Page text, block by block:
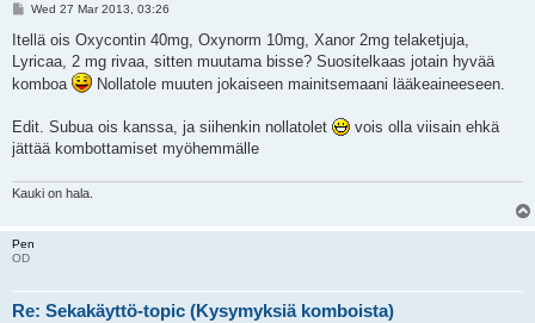
P
s
Wed 27 Mar 2013, 03:26
Itellä ois Oxycontin 40mg, Oxynorm 10mg, Xanor 2mg telaketjuja,
Lyricaa, 2 mg rivaa, sitten muutama bisse? Suositelkaas jotain hyvää
komboa
Nollatole muuten jokaiseen mainitsemaani lääkeaineeseen.
Edit. Subua ois kanssa, ja siihenkin nollatolet
vois olla viisain ehkä
jättää kombottamiset myöhemmälle
Kauki on hala.
Pen
OD
Re: Sekakäyttö-topic (Kysymyksiä komboista)